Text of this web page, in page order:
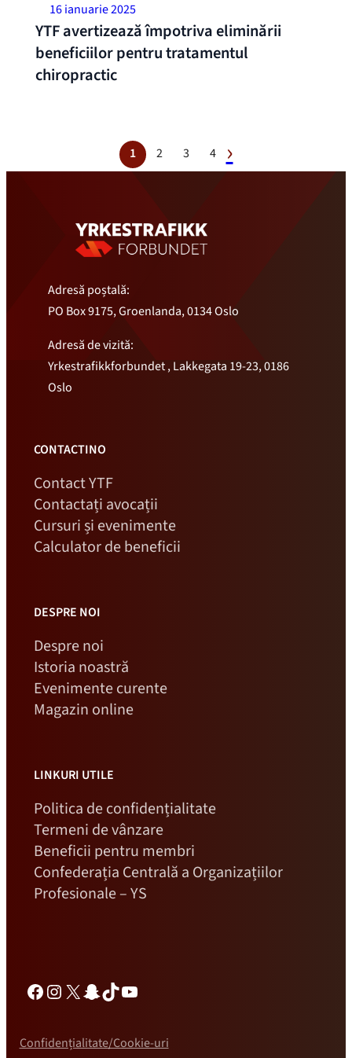
16 ianuarie 2025
YTF avertizează împotriva eliminării
beneficiilor pentru tratamentul
chiropractic
1 2 3 4
Adresă poștală:
PO Box 9175, Groenlanda, 0134 Oslo
Adresă de vizită:
Yrkestrafikkforbundet , Lakkegata 19-23, 0186
Oslo
CONTACTINO
Contact YTF
Contactați avocații
Cursuri și evenimente
Calculator de beneficii
DESPRE NOI
Despre noi
Istoria noastră
Evenimente curente
Magazin online
LINKURI UTILE
Politica de confidențialitate
Termeni de vânzare
Beneficii pentru membri
Confederația Centrală a Organizațiilor
Profesionale – YS
Confidențialitate/Cookie-uri
Facebook
Instagram
X Snapchat
TikTokYouTube